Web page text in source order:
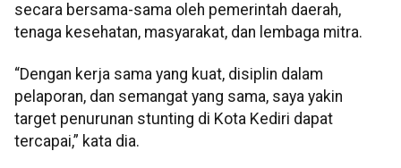
secara bersama-sama oleh pemerintah daerah,
tenaga kesehatan, masyarakat, dan lembaga mitra.
“Dengan kerja sama yang kuat, disiplin dalam
pelaporan, dan semangat yang sama, saya yakin
target penurunan stunting di Kota Kediri dapat
tercapai,” kata dia.